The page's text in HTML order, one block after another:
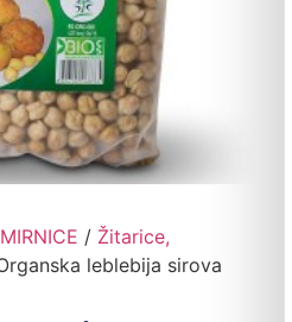
/ Žitarice,
leblebija sirova